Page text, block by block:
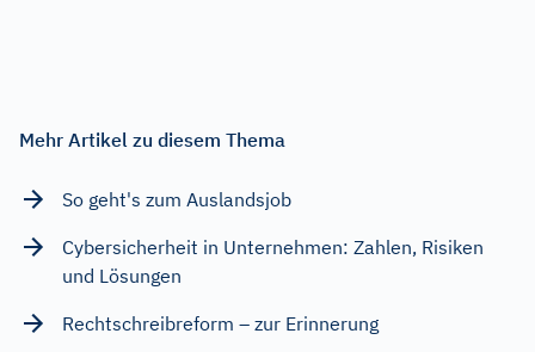
Mehr Artikel zu diesem Thema
So geht's zum Auslandsjob
Cybersicherheit in Unternehmen: Zahlen, Risiken
und Lösungen
Rechtschreibreform – zur Erinnerung